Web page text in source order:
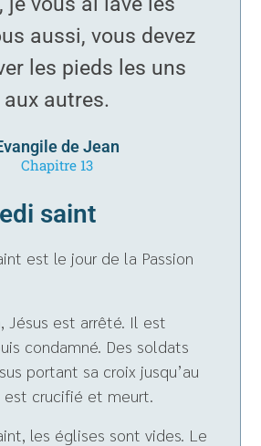
aussi, vous devez
les pieds les uns
aux autres.
de Jean
Chapitre 13
saint
est le jour de la Passion
Jésus est arrêté. Il est
condamné. Des soldats
portant sa croix jusqu’au
est crucifié et meurt.
les églises sont vides. Le